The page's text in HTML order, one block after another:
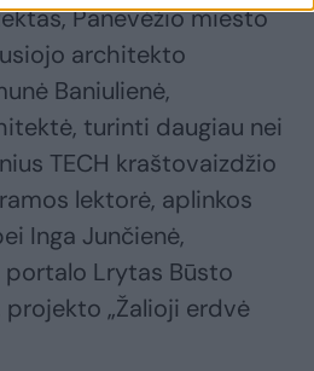
Panevėžio miesto
architekto
Baniulienė,
turinti daugiau nei
TECH kraštovaizdžio
lektorė, aplinkos
Inga Junčienė,
portalo Lrytas Būsto
„Žalioji erdvė